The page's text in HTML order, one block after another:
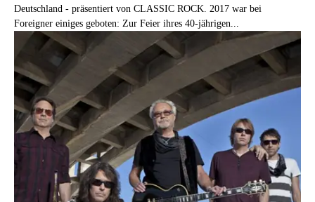
Deutschland - präsentiert von CLASSIC ROCK. 2017 war bei
Foreigner einiges geboten: Zur Feier ihres 40-jährigen...